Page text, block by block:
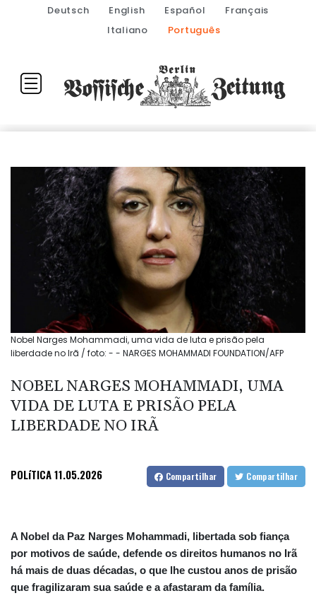
Deutsch English Español
Français
Italiano
Português
Nobel Narges Mohammadi, uma vida de luta e prisão pela
liberdade no Irã / foto: - - NARGES MOHAMMADI FOUNDATION/AFP
NOBEL NARGES MOHAMMADI, UMA
VIDA DE LUTA E PRISÃO PELA
LIBERDADE NO IRÃ
POLíTICA11.05.2026 Compartilhar Compartilhar
A Nobel da Paz Narges Mohammadi, libertada sob fiança
por motivos de saúde, defende os direitos humanos no Irã
há mais de duas décadas, o que lhe custou anos de prisão
que fragilizaram sua saúde e a afastaram da família.